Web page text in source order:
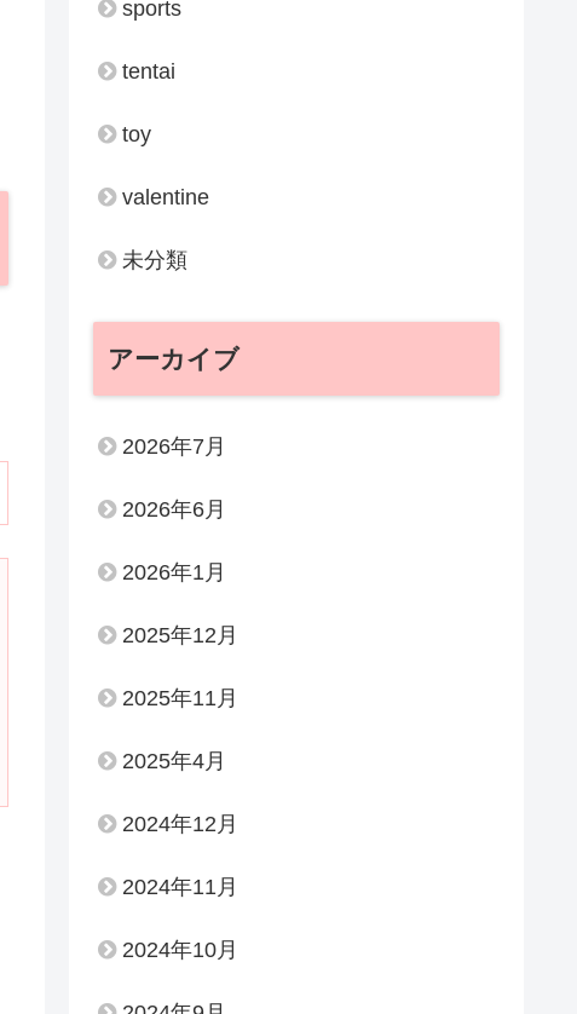
sports
tentai
toy
valentine
未分類
アーカイブ
2026年7月
2026年6月
2026年1月
2025年12月
2025年11月
2025年4月
2024年12月
2024年11月
2024年10月